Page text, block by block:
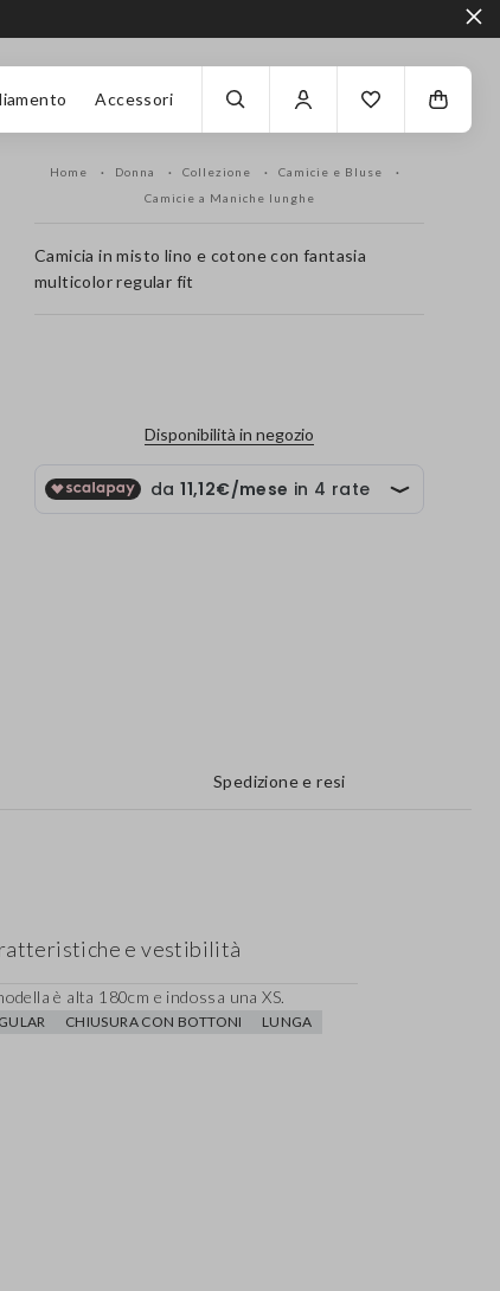
Accessori
Home Donna Collezione
Camicie e Bluse
Camicie a Maniche lunghe
Camicia in misto lino e cotone con fantasia
multicolor regular fit
Disponibilità in negozio
Spedizione e resi
e vestibilità
è alta 180cm e indossa una XS.
CHIUSURA CON BOTTONI LUNGA